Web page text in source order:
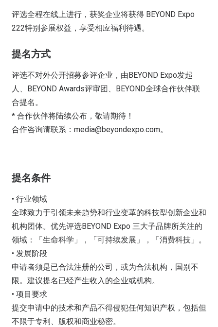
评选全程在线上进行，获奖企业将获得 BEYOND Expo
222特别参展权益，享受相应福利待遇。
提名方式
评选不对外公开招募参评企业，由BEYOND Expo发起
人、BEYOND Awards评审团、BEYOND全球合作伙伴联
合提名。
* 合作伙伴将陆续公布，敬请期待！
合作咨询请联系：media@beyondexpo.com。
提名条件
• 行业领域
全球致力于引领未来趋势和行业变革的科技型创新企业和
机构团体。优先评选BEYOND Expo 三大子品牌所关注的
领域：「生命科学」，「可持续发展」，「消费科技」。
• 发展阶段
申请者须是已合法注册的公司，或为合法机构，国别不
限。建议提名已经产生收入的企业或机构。
• 项目要求
提交申请中的技术和产品不得侵犯任何知识产权，包括但
不限于专利、版权和商业秘密。